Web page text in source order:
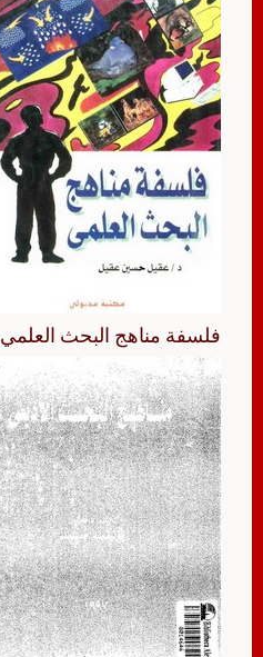
فلسفة مناهج البحث العلمي